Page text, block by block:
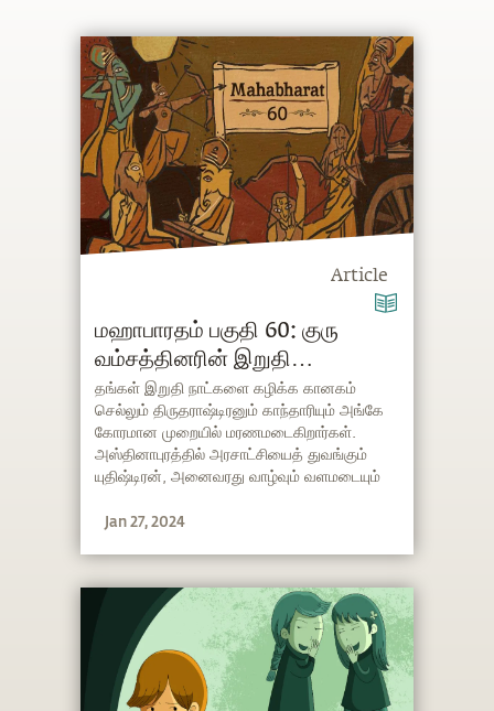
Article
மஹாபாரதம் பகுதி 60: குரு
வம்சத்தினரின் இறுதி
அத்தியாயம்
தங்கள் இறுதி நாட்களை கழிக்க கானகம்
செல்லும் திருதராஷ்டிரனும் காந்தாரியும் அங்கே
கோரமான முறையில் மரணமடைகிறார்கள்.
அஸ்தினாபுரத்தில் அரசாட்சியைத் துவங்கும்
யுதிஷ்டிரன், அனைவரது வாழ்வும் வளமடையும்
வருடங்களுக்கு தொடர்ந்து அரசாள்கிறான்.
Jan 27, 2024